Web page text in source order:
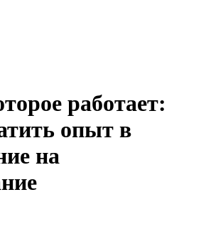
работает:
опыт в
на